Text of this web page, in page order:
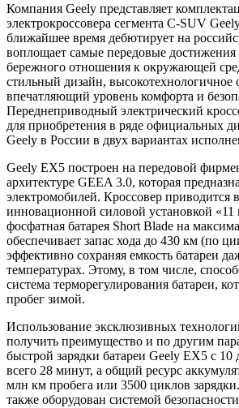
Компания Geely представляет
электрокроссовера сегмента C-SUV
ближайшее время дебютирует на
воплощает самые передовые
бережного отношения к окружающей
стильный дизайн, высокотехнологичное
впечатляющий уровень комфорта и
Переднеприводный электрический
для приобретения в ряде официальных
Geely в России в двух вариантах
Geely EX5 построен на передовой
архитектуре GEEA 3.0, которая
электромобилей. Кроссовер приводится
инновационной силовой установкой
фосфатная батарея Short Blade на
обеспечивает запас хода до 430 км (по
эффективно сохраняя емкость батареи
температурах. Этому, в том числе,
система терморегулирования батареи,
пробег зимой.
Использование эксклюзивных
получить преимущество и по другим
быстрой зарядки батареи Geely EX5 с 10
всего 28 минут, а общий ресурс
млн км пробега или 3500 циклов
также оборудован системой